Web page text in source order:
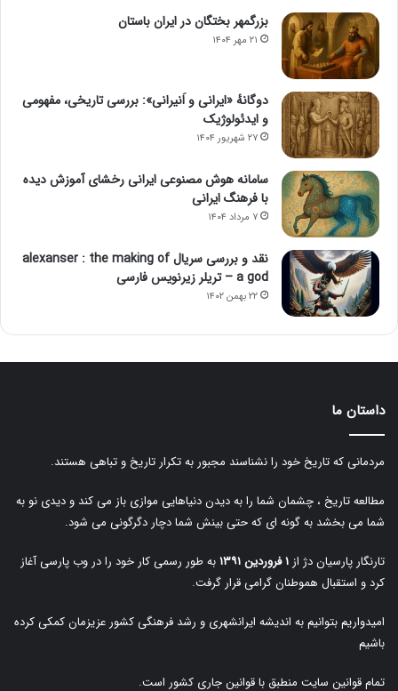
بزرگمهر بختگان در ایران باستان
۲۱ مهر ۱۴۰۴
دوگانهٔ «ایرانی و اَنیرانی»: بررسی تاریخی، مفهومی
و ایدئولوژیک
۲۷ شهریور ۱۴۰۴
سامانه هوش مصنوعی ایرانی رخشای آموزش دیده
با فرهنگ ایرانی
۷ مرداد ۱۴۰۴
نقد و بررسی سریال alexanser : the making of
a god – تریلر زیرنویس فارسی
۲۲ بهمن ۱۴۰۲
داستان ما
مردمانی که تاریخ خود را نشناسند مجبور به تکرار تاریخ و تباهی هستند.
مطالعه تاریخ ، چشمان شما را به دیدن دنیاهایی موازی باز می کند و دیدی نو به
شما می بخشد به گونه ای که حتی بینش شما دچار دگرگونی می شود.
تارنگار پارسیان دژ از ۱ فروردین ۱۳۹۱
به طور رسمی کار خود را در وب پارسی آغاز
کرد و استقبال هموطنان گرامی قرار گرفت.
امیدواریم بتوانیم به اندیشه ایرانشهری و رشد فرهنگی کشور عزیزمان کمکی کرده
باشیم
تمام قوانین سایت منطبق با قوانین جاری کشور است.